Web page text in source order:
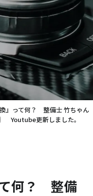
換』って何？ 整備士 竹ちゃん
Youtube更新しました。
て何？ 整備